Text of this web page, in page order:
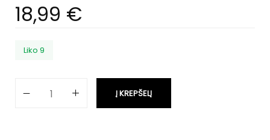
18,99 €
Liko 9
Į KREPŠELĮ